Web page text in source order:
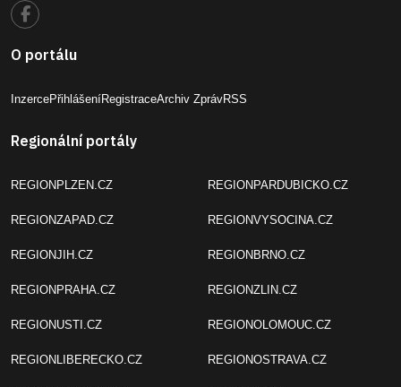
O portálu
InzercePřihlášeníRegistraceArchiv ZprávRSS
Regionální portály
REGIONPLZEN.CZ
REGIONZAPAD.CZ
REGIONJIH.CZ
REGIONPRAHA.CZ
REGIONUSTI.CZ
REGIONLIBERECKO.CZ
REGIONPARDUBICKO.CZ
REGIONVYSOCINA.CZ
REGIONBRNO.CZ
REGIONZLIN.CZ
REGIONOLOMOUC.CZ
REGIONOSTRAVA.CZ